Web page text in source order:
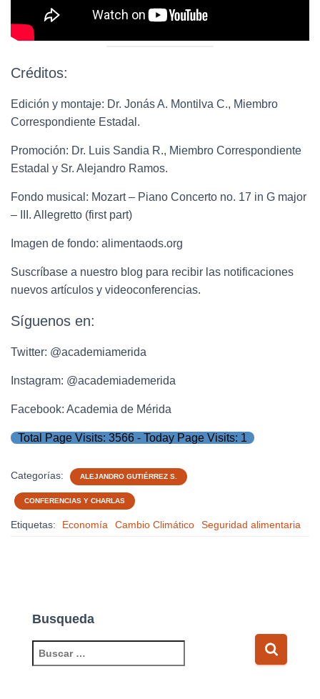
Créditos:
Edición y montaje: Dr. Jonás A. Montilva C., Miembro
Correspondiente Estadal.
Promoción: Dr. Luis Sandia R., Miembro Correspondiente
Estadal y Sr. Alejandro Ramos.
Fondo musical: Mozart – Piano Concerto no. 17 in G major
– III. Allegretto (first part)
Imagen de fondo: alimentaods.org
Suscríbase a nuestro blog para recibir las notificaciones
nuevos artículos y videoconferencias.
Síguenos en:
Twitter: @academiamerida
Instagram: @academiademerida
Facebook: Academia de Mérida
Total Page Visits: 3566 - Today Page Visits: 1
Categorías: ALEJANDRO GUTIÉRREZ S.
CONFERENCIAS Y CHARLAS
Etiquetas: Economía Cambio Climático Seguridad alimentaria
Busqueda
u